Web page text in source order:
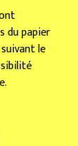
du papier
le